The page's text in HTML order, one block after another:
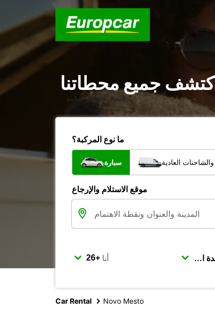
جميع محطاتنا
ما نوع المركبة؟
سيارة العادية
موقع الاستلام والإرجاع
أنا
Car Rental Novo Mesto